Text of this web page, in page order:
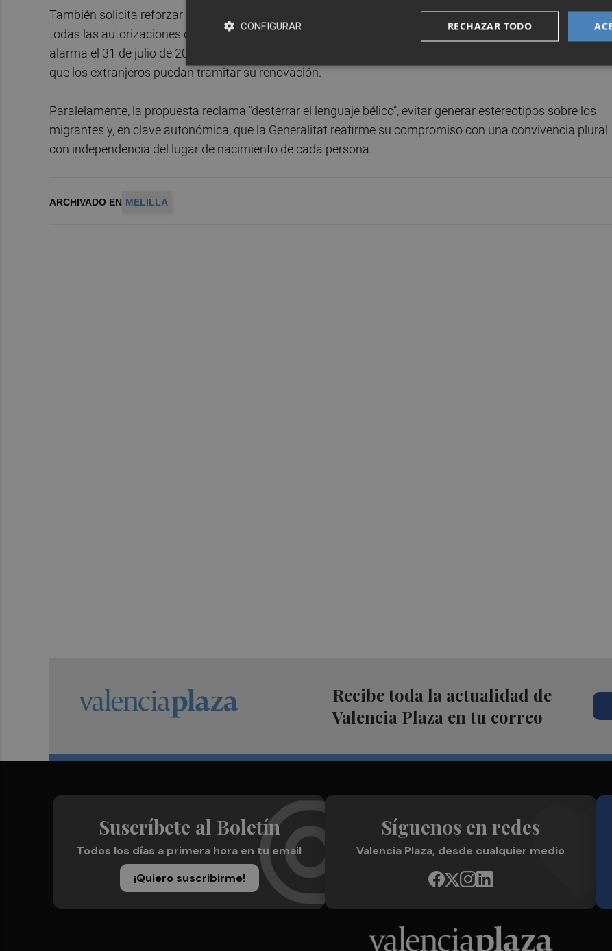
También solicita reforzar las oficinas de extranjería, reducir la burocracia y prorrogar automáticamente
todas las autorizaciones de residencia y trabajo permanente que vencieron tras la vigencia del estado de
alarma el 31 de julio de 2021, así como
que los extranjeros puedan tramitar su renovación.
Paralelamente, la propuesta reclama "desterrar el lenguaje bélico", evitar generar estereotipos sobre los
migrantes y, en clave autonómica, que la Generalitat reafirme su compromiso con una convivencia plural
con independencia del lugar de nacimiento de cada persona.
ARCHIVADO EN MELILLA
Recibe toda la actualidad de
Valencia Plaza en tu correo
Suscríbete al Boletín
Todos los días a primera hora en tu email
¡Quiero suscribirme!
Síguenos en redes
Valencia Plaza, desde cualquier medio
RECHAZAR TODO
CONFIGURAR